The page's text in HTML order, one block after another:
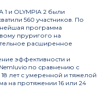
1 и OLYMPIA 2 были
560 участников. По
программа
пруригого на
расширенное
эффективности и
по сравнению с
лет с умеренной и тяжелой
на протяжении 16 или 24